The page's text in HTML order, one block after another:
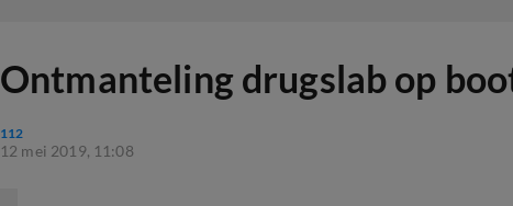
Ontmanteling drugslab op
112
12 mei 2019, 11:08